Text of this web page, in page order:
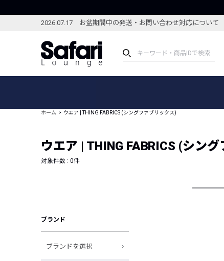
2026.07.17 お盆期間中の発送・お問い合わせ対応について
ブランドから探す
新着アイテム
編集部のおすすめアイテム
特集記事
コーディネート
ホーム ウエア | THING FABRICS (シングファブリックス)
ウエア | THING FABRICS (シン
対象件数 : 0件
ブランド
ブランドを選択